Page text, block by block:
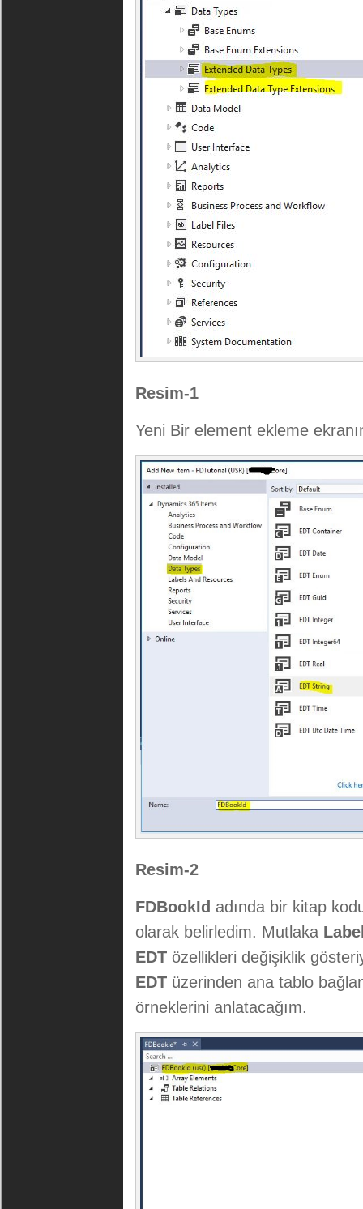
Resim-1
Yeni Bir element ekleme
Resim-2
FDBookId adında bir kitap
olarak belirledim. Mutlaka
EDT özellikleri değişiklik
EDT üzerinden ana tablo
örneklerini anlatacağım.